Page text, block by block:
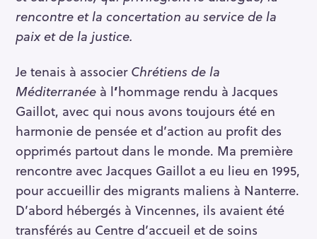
rencontre et la concertation au service de la
paix et de la justice.
Je tenais à associerChrétiens de la
Méditerranée à l’hommage rendu à Jacques
Gaillot, avec qui nous avons toujours été en
harmonie de pensée et d’action au profit des
opprimés partout dans le monde. Ma première
rencontre avec Jacques Gaillot a eu lieu en 1995,
pour accueillir des migrants maliens à Nanterre.
D’abord hébergés à Vincennes, ils avaient été
transférés au Centre d’accueil et de soins